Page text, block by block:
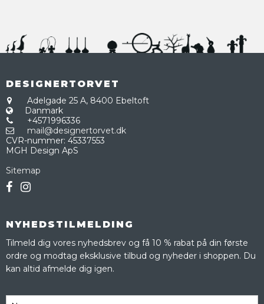
DESIGNERTORVET
Adelgade 25 A, 8400 Ebeltoft
Danmark
+4571996336
mail@designertorvet.dk
CVR-nummer: 45337553
MGH Design ApS
Sitemap
NYHEDSTILMELDING
Tilmeld dig vores nyhedsbrev og få 10 % rabat på din første
ordre og modtag eksklusive tilbud og nyheder i shoppen. Du
kan altid afmelde dig igen.